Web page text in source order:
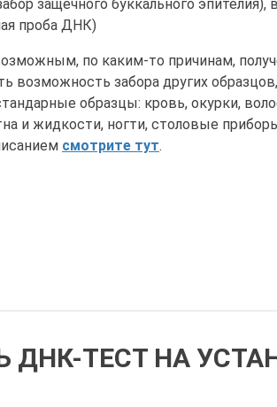
защечного буккального эпителия),
проба ДНК)
по каким-то причинам,
возможность забора других образцов,
образцы: кровь, окурки,
и жидкости, ногти, столовые
смотрите тут.
ДНК-ТЕСТ НА